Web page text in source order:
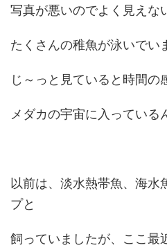
写真が悪いのでよく見えな
たくさんの稚魚が泳いでい
じ～っと見ていると時間の
メダカの宇宙に入っている
以前は、淡水熱帯魚、海水
プと
飼っていましたが、ここ最